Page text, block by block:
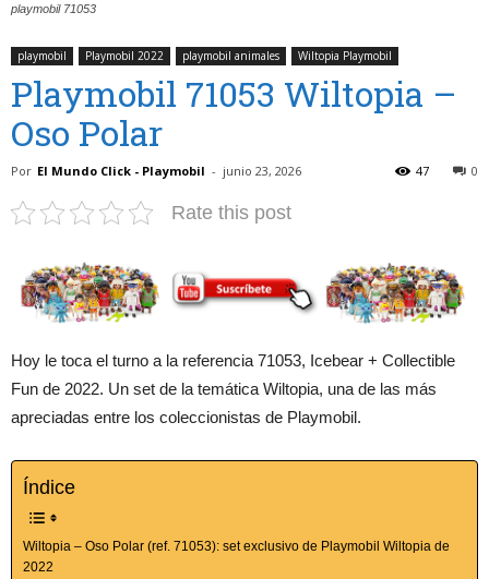
playmobil 71053
playmobil Playmobil 2022 playmobil animales Wiltopia Playmobil
Playmobil 71053 Wiltopia –
Oso Polar
Por El Mundo Click - Playmobil - junio 23, 2026 0
47
Rate this post
Hoy le toca el turno a la referencia 71053, Icebear + Collectible
Fun de 2022. Un set de la temática Wiltopia, una de las más
apreciadas entre los coleccionistas de Playmobil.
Índice
Wiltopia – Oso Polar (ref. 71053): set exclusivo de Playmobil Wiltopia de
2022